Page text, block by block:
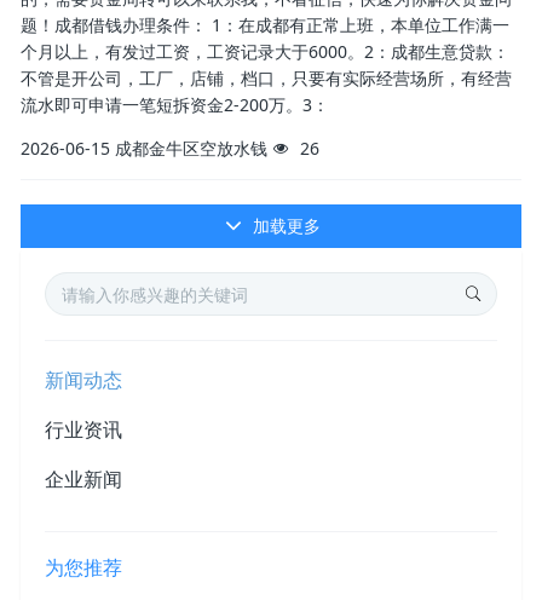
题！成都借钱办理条件： 1：在成都有正常上班，本单位工作满一
个月以上，有发过工资，工资记录大于6000。2：成都生意贷款：
不管是开公司，工厂，店铺，档口，只要有实际经营场所，有经营
流水即可申请一笔短拆资金2-200万。3：
2026-06-15 成都金牛区空放水钱 26
加载更多
新闻动态
行业资讯
企业新闻
为您推荐